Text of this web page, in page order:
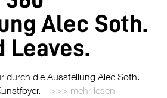
Alec Soth.
Leaves.
durch die Ausstellung Alec Soth.
mehr lesen